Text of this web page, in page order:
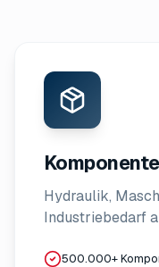
Hydraulik,
Industriebedarf
500.000+